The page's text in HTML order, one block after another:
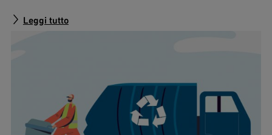
Leggi tutto